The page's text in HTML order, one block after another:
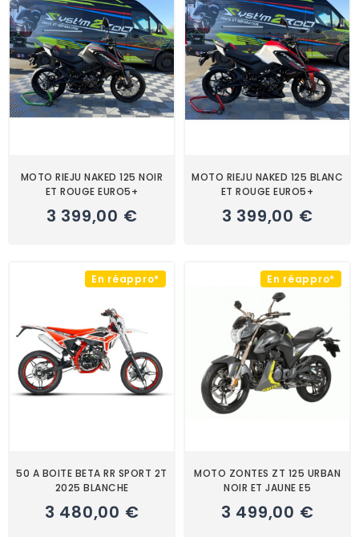
MOTO RIEJU NAKED 125 NOIR
ET ROUGE EURO5+
3 399,00 €
MOTO RIEJU NAKED 125 BLANC
ET ROUGE EURO5+
3 399,00 €
En réappro*
50 A BOITE BETA RR SPORT 2T
2025 BLANCHE
3 480,00 €
En réappro*
MOTO ZONTES ZT 125 URBAN
NOIR ET JAUNE E5
3 499,00 €